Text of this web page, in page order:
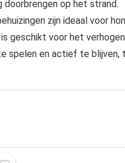
doorbrengen op het strand.
zijn ideaal voor
geschikt voor het
spelen en actief te blijven,